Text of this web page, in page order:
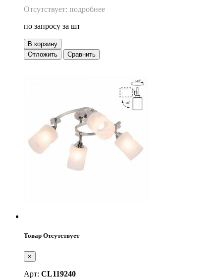
Отсутствует: подробнее
по запросу за шт
В корзину
Отложить
Сравнить
Товар Отсутствует
×
Арт: CL119240